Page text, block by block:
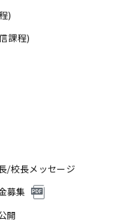
)
課程)
/校長メッセージ
募集
開